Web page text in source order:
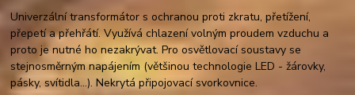
Univerzální transformátor s ochranou proti zkratu, přetížení,
přepetí a přehřátí. Využívá chlazení volným proudem vzduchu a
proto je nutné ho nezakrývat. Pro osvětlovací soustavy se
stejnosměrným napájením (většinou technologie LED - žárovky,
pásky, svítidla...). Nekrytá připojovací svorkovnice.